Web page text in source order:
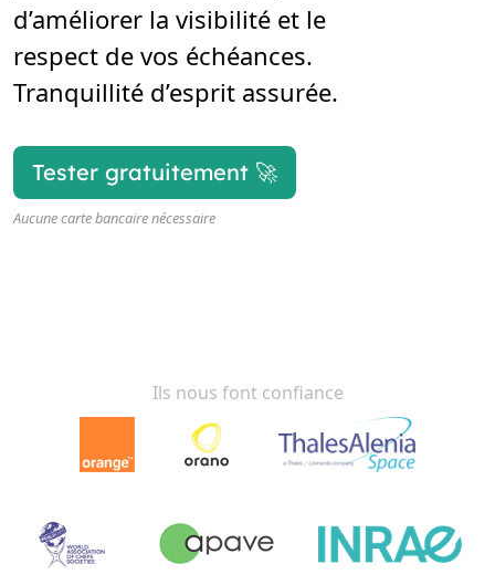
d’améliorer la visibilité et le
respect de vos échéances.
Tranquillité d’esprit assurée.
Tester gratuitement 🚀
Aucune carte bancaire nécessaire
Ils nous font confiance